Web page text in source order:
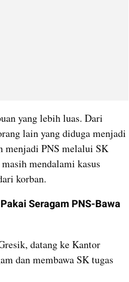
yang lebih luas. Dari
lain yang diduga menjadi
menjadi PNS melalui SK
mendalami kasus
korban.
Seragam PNS-Bawa
datang ke Kantor
dan membawa SK tugas